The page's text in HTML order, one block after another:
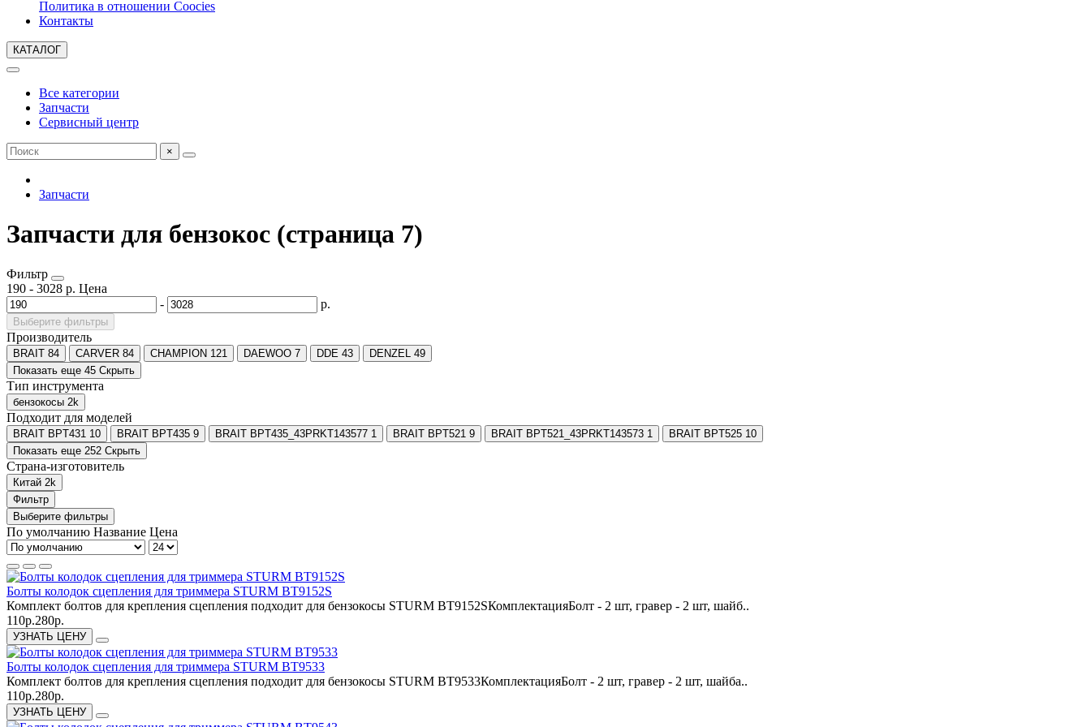
Политика в отношении Coocies
Контакты
КАТАЛОГ
Все категории
Запчасти
Сервисный центр
×
Запчасти
Запчасти для бензокос (страница 7)
Фильтр
190 - 3028 р. Цена
-
р.
Выберите фильтры
Производитель
BRAIT 84 CARVER 84 CHAMPION 121 DAEWOO 7 DDE 43 DENZEL
49
Показать еще 45 Скрыть
Тип инструмента
бензокосы 2k
Подходит для моделей
BRAIT BPT431 10 BRAIT BPT435 9 BRAIT BPT435_43PRKT143577 1 BRAIT BPT521 9 BRAIT BPT521_43PRKT143573 1 BRAIT BPT525 10
Показать еще 252 Скрыть
Страна-изготовитель
Китай 2k
Фильтр
Выберите фильтры
По умолчанию Название Цена
Болты колодок сцепления для триммера STURM BT9152S
Комплект болтов для крепления сцепления подходит для бензокосы STURM BT9152SКомплектацияБолт - 2 шт, гравер - 2 шт, шайб..
110р.280р.
УЗНАТЬ ЦЕНУ
Болты колодок сцепления для триммера STURM BT9533
Комплект болтов для крепления сцепления подходит для бензокосы STURM BT9533КомплектацияБолт - 2 шт, гравер - 2 шт, шайба..
110р.280р.
УЗНАТЬ ЦЕНУ